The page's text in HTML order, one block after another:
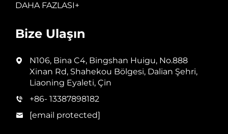
DAHA FAZLASI+
Bize Ulaşın
N106, Bina C4, Bingshan Huigu, No.888
Xinan Rd, Shahekou Bölgesi, Dalian Şehri,
Liaoning Eyaleti, Çin
+86- 13387898182
[email protected]